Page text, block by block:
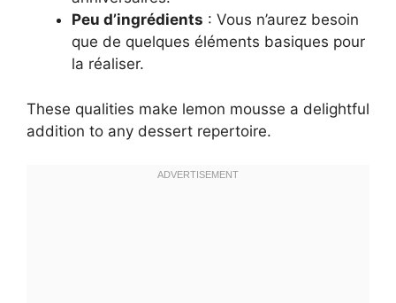
Peu d’ingrédients : Vous n’aurez besoin
que de quelques éléments basiques pour
la réaliser.
These qualities make lemon mousse a delightful
addition to any dessert repertoire.